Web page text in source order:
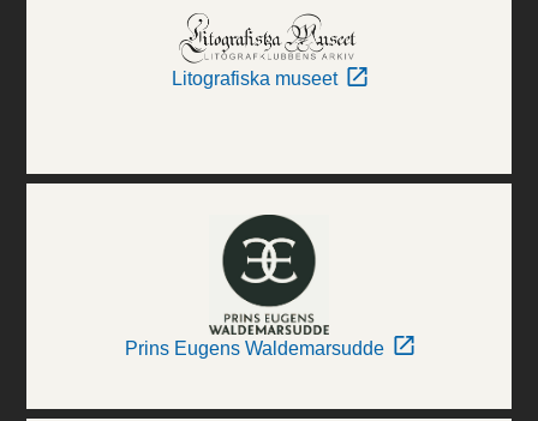
Litografiska museet
Prins Eugens Waldemarsudde